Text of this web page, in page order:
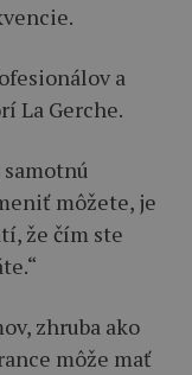
a
La Gerche.
môžete, je
že čím ste
zhruba ako
môže mať